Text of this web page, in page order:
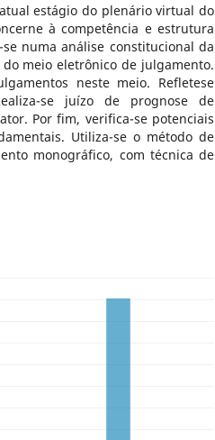
estágio do plenário virtual do
à competência e estrutura
numa análise constitucional da
meio eletrônico de julgamento.
neste meio. Refletese
se juízo de prognose de
Por fim, verifica-se potenciais
Utiliza-se o método de
monográfico, com técnica de